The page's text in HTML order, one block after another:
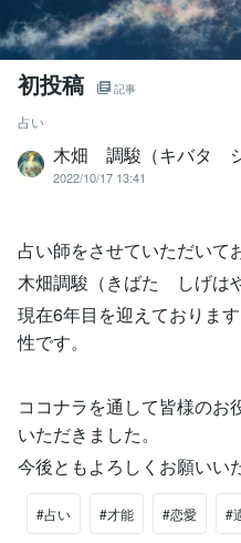
初投稿 記事
占い
木畑 調駿（キバタ シ
2022/10/17 13:41
占い師をさせていただいて
木畑調駿（きばた しげは
現在6年目を迎えておりま
性です。
ココナラを通して皆様のお
いただきました。
今後ともよろしくお願いい
#占い #才能 #恋愛 #